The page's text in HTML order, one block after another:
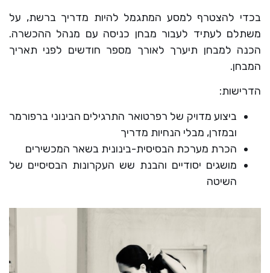
בכדי להצטרף למסע המתגמל להיות מדריך ברשת, על
משתלם לעתיד לעבור מבחן כניסה עם מנהל ההכשרה.
הכנה למבחן תיערך לאורך מספר חודשים לפני תאריך
המבחן.
הדרישות:
ביצוע מדויק של רפרטואר התרגילים הבינוני ברפורמר
ובמזרן, מבלי הנחיות מדריך
הכרת מערכת הבסיסית-בינונית בשאר המכשירים
מושגים יסודיים והבנת שש העקרונות הבסיסיים של
השיטה